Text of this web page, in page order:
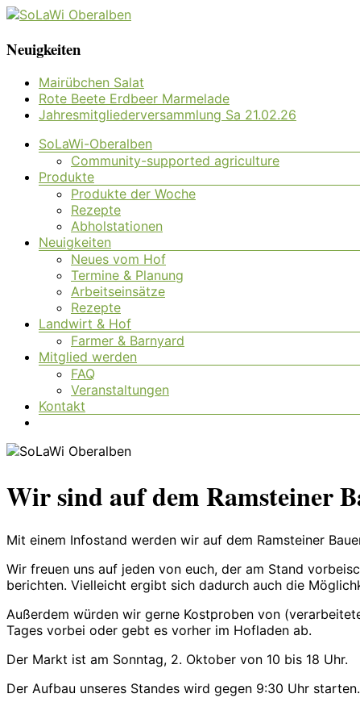
Zum
springen
SoLaWi
Solidarische
Landwirtschaft
Oberalben
Neuigkeiten
Mairübchen Salat
Rote Beete Erdbeer Marmelade
Jahresmitgliederversammlung Sa 21.02.26
Menü SoLaWi-Oberalben
Community-supported agriculture
Produkte
Produkte der Woche
Rezepte
Abholstationen
Neuigkeiten
Neues vom Hof
Termine & Planung
Arbeitseinsätze
Rezepte
Landwirt & Hof
Farmer & Barnyard
Mitglied werden
FAQ
Veranstaltungen
Kontakt
Wir sind auf dem Ramsteiner
Mit einem Infostand werden wir auf dem Ramsteiner
Wir freuen uns auf jeden von euch, der am Stand
berichten. Vielleicht ergibt sich dadurch auch die
Außerdem würden wir gerne Kostproben von
Tages vorbei oder gebt es vorher im Hofladen ab.
Der Markt ist am Sonntag, 2. Oktober von 10 bis 18 Uhr.
Der Aufbau unseres Standes wird gegen 9:30 Uhr starten.